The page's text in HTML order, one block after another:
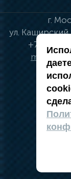
г.
ул. Каширский
+7 (495)